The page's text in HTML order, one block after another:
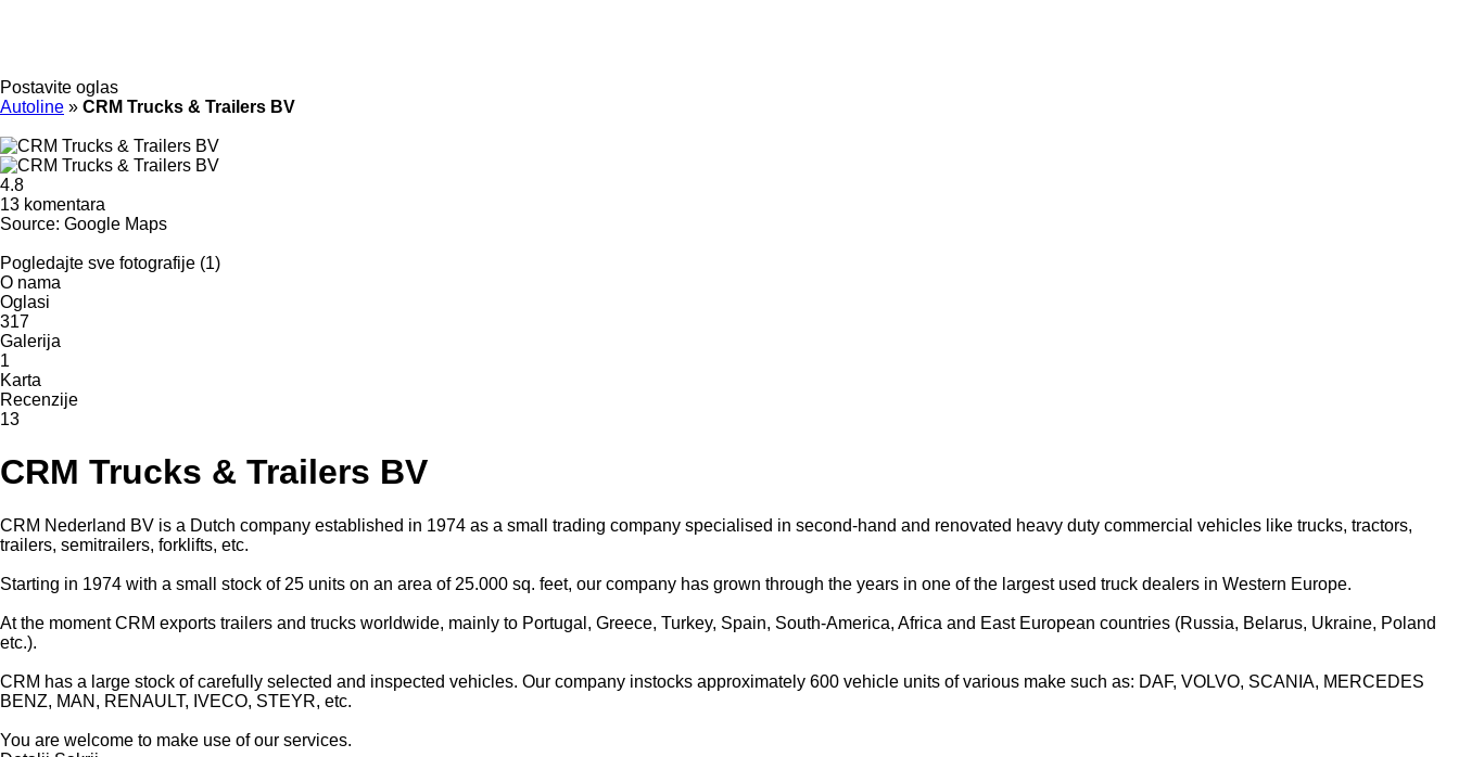
Postavite oglas
Autoline » CRM Trucks & Trailers BV
4.8
13 komentara
Source: Google Maps
Pogledajte sve fotografije (1)
O nama
Oglasi
317
Galerija
1
Karta
Recenzije
13
CRM Trucks & Trailers BV
CRM Nederland BV is a Dutch company established in 1974 as a small trading company specialised in second-hand and renovated heavy duty commercial vehicles like trucks, tractors,
trailers, semitrailers, forklifts, etc.
Starting in 1974 with a small stock of 25 units on an area of 25.000 sq. feet, our company has grown through the years in one of the largest used truck dealers in Western Europe.
At the moment CRM exports trailers and trucks worldwide, mainly to Portugal, Greece, Turkey, Spain, South-America, Africa and East European countries (Russia, Belarus, Ukraine, Poland
etc.).
CRM has a large stock of carefully selected and inspected vehicles. Our company instocks approximately 600 vehicle units of various make such as: DAF, VOLVO, SCANIA, MERCEDES
BENZ, MAN, RENAULT, IVECO, STEYR, etc.
You are welcome to make use of our services.